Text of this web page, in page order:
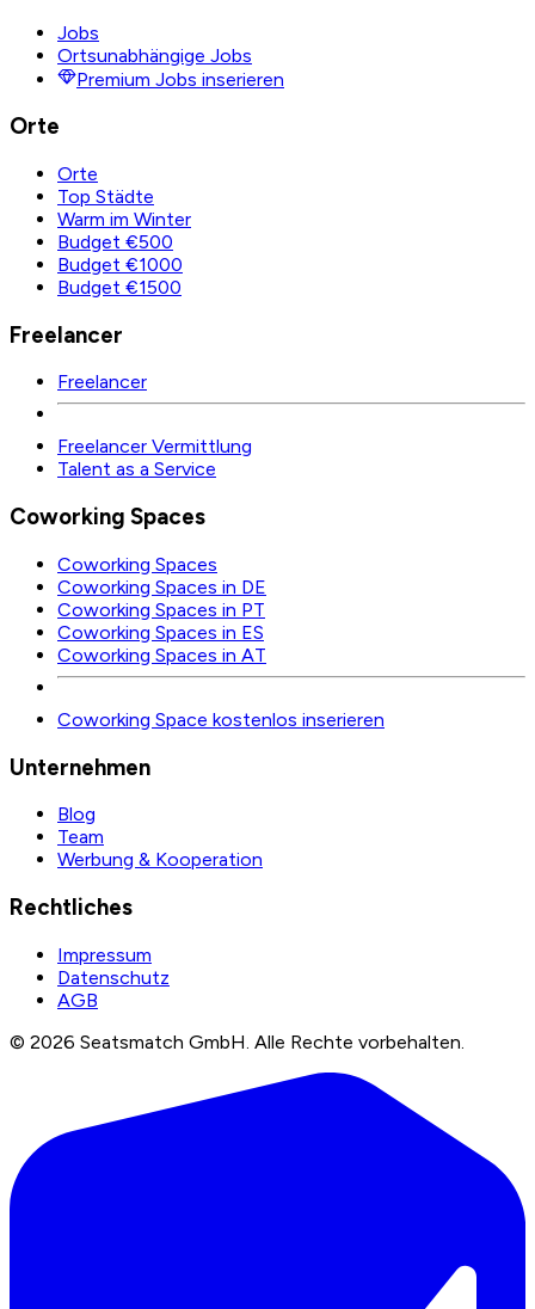
Jobs
Ortsunabhängige Jobs
Premium Jobs inserieren
Orte
Orte
Top Städte
Warm im Winter
Budget €500
Budget €1000
Budget €1500
Freelancer
Freelancer
Freelancer Vermittlung
Talent as a Service
Coworking Spaces
Coworking Spaces
Coworking Spaces in DE
Coworking Spaces in PT
Coworking Spaces in ES
Coworking Spaces in AT
Coworking Space kostenlos inserieren
Unternehmen
Blog
Team
Werbung & Kooperation
Rechtliches
Impressum
Datenschutz
AGB
© 2026 Seatsmatch GmbH. Alle Rechte vorbehalten.